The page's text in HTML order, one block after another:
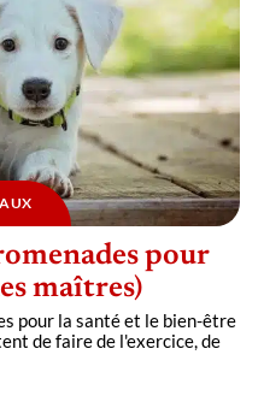
pour
maîtres)
pour la santé et le bien-être
de faire de l'exercice, de